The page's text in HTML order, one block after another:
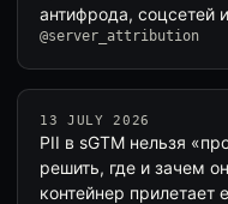
антифрода, соцсетей
@server_attribution
13 JULY 2026
PII в sGTM нельзя
решить, где и зачем
контейнер прилетает